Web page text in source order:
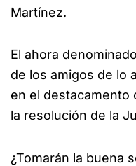
Martínez.
El ahora
de los amigos de lo
en el destacamento
la resolución de la
¿Tomarán la buena